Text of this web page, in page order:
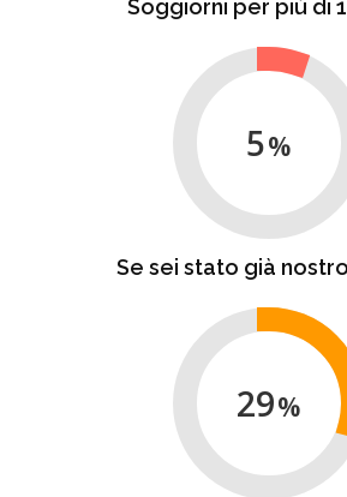
Soggiorni per più di
5
Se sei stato già
29